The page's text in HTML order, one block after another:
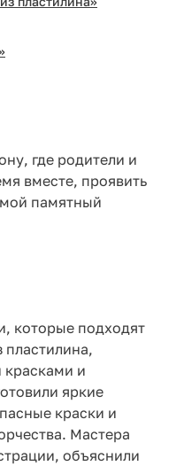
где родители и
вместе, проявить
памятный
которые подходят
пластилина,
красками и
яркие
краски и
Мастера
объяснили